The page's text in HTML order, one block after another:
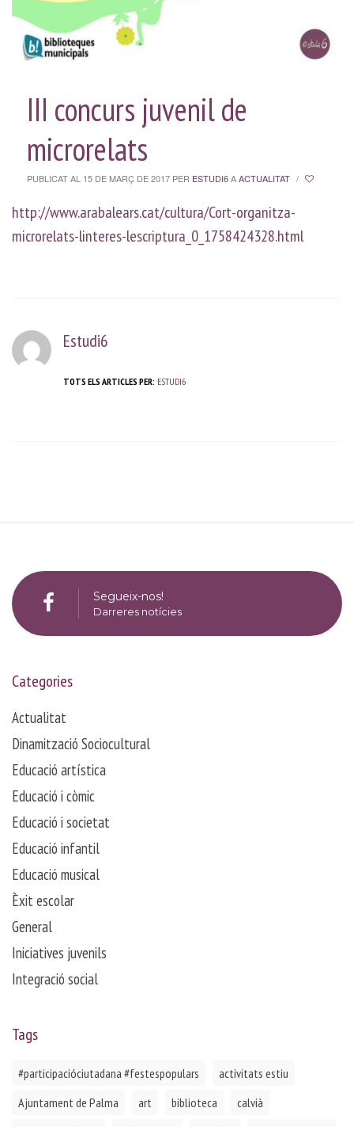
III concurs juvenil de
microrelats
PUBLICAT AL 15 DE MARÇ DE 2017 PER ESTUDI6AACTUALITAT /
http://www.arabalears.cat/cultura/Cort-organitza-
microrelats-linteres-lescriptura_0_1758424328.html
Estudi6
TOTS ELS ARTICLES PER: ESTUDI6
Segueix-nos!
Darreres notícies
Categories
Actualitat
Dinamització Sociocultural
Educació artística
Educació i còmic
Educació i societat
Educació infantil
Educació musical
Èxit escolar
General
Iniciatives juvenils
Integració social
Tags
#participacióciutadana #festespopulars
activitats estiu
Ajuntament de Palma
art biblioteca
calvià